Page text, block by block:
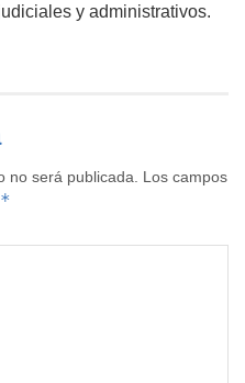
y administrativos.
no será publicada.
Los campos
*